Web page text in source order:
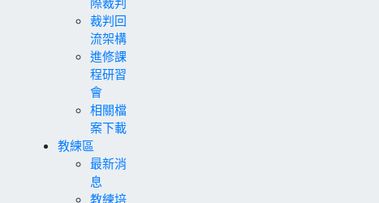
裁判回
流架構
進修課
程研習
會
相關檔
案下載
教練區
最新消
息
教練培